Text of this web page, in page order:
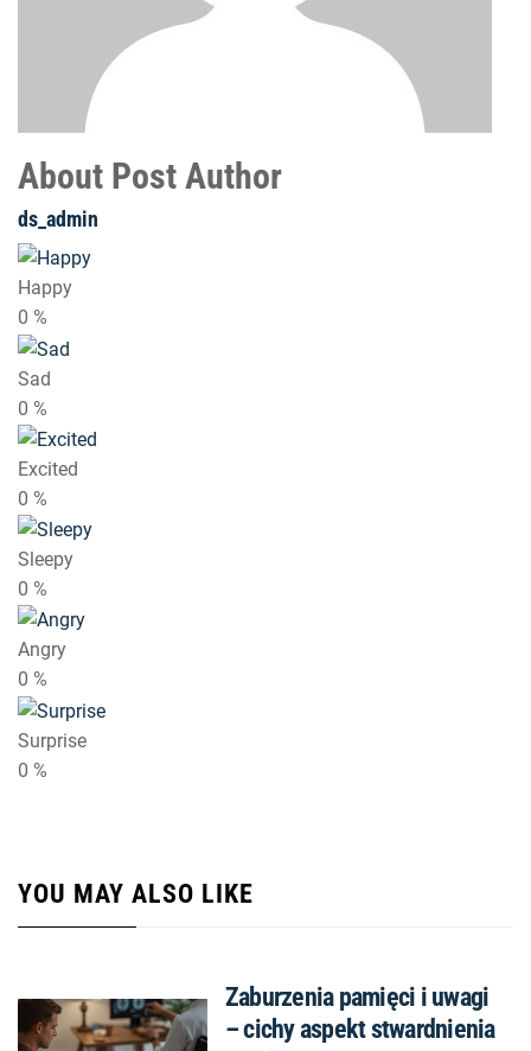
About Post Author
ds_admin
Happy
0 %
Sad
0 %
Excited
0 %
Sleepy
0 %
Angry
0 %
Surprise
0 %
YOU MAY ALSO LIKE
Zaburzenia pamięci i uwagi
– cichy aspekt stwardnienia